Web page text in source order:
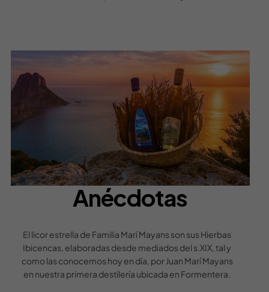
Anécdotas
El licor estrella de Familia Marí Mayans son sus Hierbas
Ibicencas, elaboradas desde mediados del s.XIX, tal y
como las conocemos hoy en día, por Juan Marí Mayans
en nuestra primera destilería ubicada en Formentera.